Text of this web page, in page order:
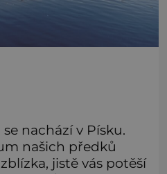
nachází v Písku.
našich předků
jistě vás potěší